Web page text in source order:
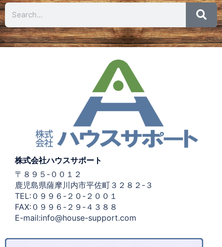
株式会社ハウスサポート
〒８９５-００１２
鹿児島県薩摩川内市平佐町３２８２-３
TEL:０９９６-２０-２００１
FAX:０９９６-２９-４３８８
E-mail:info@house-support.com